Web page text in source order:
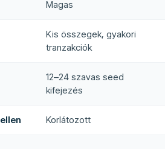
Magas
Kis összegek, gyakori
tranzakciók
12–24 szavas seed
kifejezés
Korlátozott